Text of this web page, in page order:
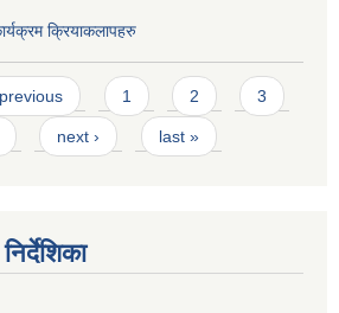
क्रियाकलापहरु
1 2 3
next › last »